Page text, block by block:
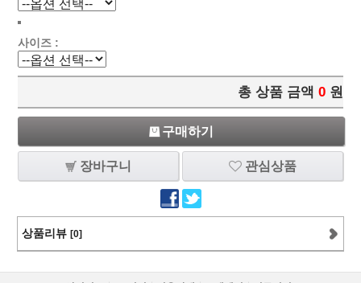
사이즈 :
총 상품 금액 0 원
구매하기
장바구니 관심상품
상품리뷰 [0]